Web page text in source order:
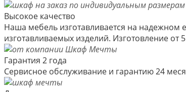
Высокое качество
Наша мебель изготавливается на надежном
изготавливаемых изделий. Изготовление от
Гарантия 2 года
Сервисное обслуживание и гарантию 24